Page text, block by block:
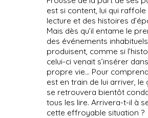
est si content, lui qui raffole
lecture et des histoires
Mais dès qu’il entame le
des événements
produisent, comme si
celui-ci venait s’insérer
propre vie... Pour
est en train de lui arriver, le
se retrouvera bientôt
tous les lire. Arrivera-t-il à
cette effroyable situation ?